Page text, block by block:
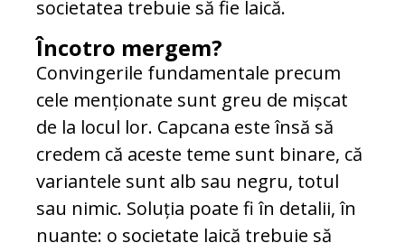
societatea trebuie să fie laică.
Încotro mergem?
Convingerile fundamentale precum
cele menționate sunt greu de mișcat
de la locul lor. Capcana este însă să
credem că aceste teme sunt binare, că
variantele sunt alb sau negru, totul
sau nimic. Soluția poate fi în detalii, în
nuanțe: o societate laică trebuie să